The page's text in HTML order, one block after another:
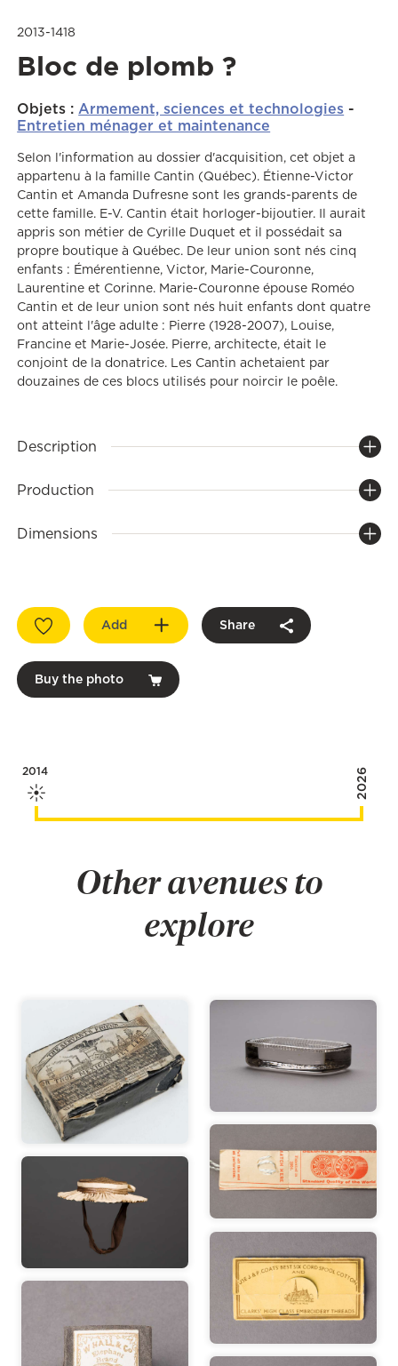
2013-1418
Bloc de plomb ?
Objets :Armement, sciences et technologies -
Entretien ménager et maintenance
Selon l'information au dossier d'acquisition, cet objet a
appartenu à la famille Cantin (Québec). Étienne-Victor
Cantin et Amanda Dufresne sont les grands-parents de
cette famille. E-V. Cantin était horloger-bijoutier. Il aurait
appris son métier de Cyrille Duquet et il possédait sa
propre boutique à Québec. De leur union sont nés cinq
enfants : Émérentienne, Victor, Marie-Couronne,
Laurentine et Corinne. Marie-Couronne épouse Roméo
Cantin et de leur union sont nés huit enfants dont quatre
ont atteint l'âge adulte : Pierre (1928-2007), Louise,
Francine et Marie-Josée. Pierre, architecte, était le
conjoint de la donatrice. Les Cantin achetaient par
douzaines de ces blocs utilisés pour noircir le poêle.
Description
Production
Dimensions
Add Share
Buy the photo
2014 2026
Other avenues to
explore